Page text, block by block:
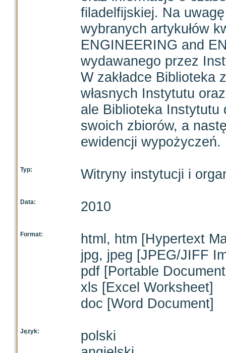
filadelfijskiej. Na
wybranych artykułów
ENGINEERING and
wydawanego przez
W zakładce Biblioteka
własnych Instytutu
ale Biblioteka Instytutu
swoich zbiorów, a
ewidencji wypożyczeń.
Typ: Witryny instytucji i
Data: 2010
Format:
html, htm [Hypertext
jpg, jpeg [JPEG/JIFF
pdf [Portable
xls [Excel Worksheet]
doc [Word Document]
Język:
polski